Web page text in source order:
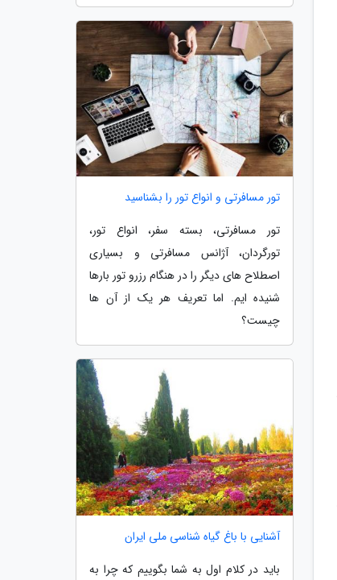
تور مسافرتی و انواع تور را بشناسید
تور مسافرتی، بسته سفر، انواع تور،
تورگردان، آژانس مسافرتی و بسیاری
اصطلاح های دیگر را در هنگام رزرو تور بارها
شنیده ایم. اما تعریف هر یک از آن ها
چیست؟
آشنایی با باغ گیاه شناسی ملی ایران
باید در کلام اول به شما بگوییم که چرا به